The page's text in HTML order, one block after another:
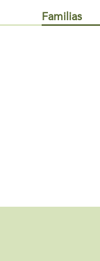
Familias